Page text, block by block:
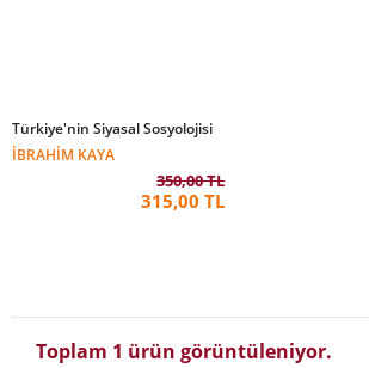
Türkiye'nin Siyasal Sosyolojisi
İBRAHIM KAYA
350,00 TL
315,00 TL
Toplam 1 ürün görüntüleniyor.